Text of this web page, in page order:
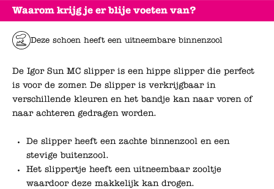
Waarom krijg je er blije voeten van?
Deze schoen heeft een uitneembare binnenzool
De Igor Sun MC slipper is een hippe slipper die perfect
is voor de zomer. De slipper is verkrijgbaar in
verschillende kleuren en het bandje kan naar voren of
naar achteren gedragen worden.
De slipper heeft een zachte binnenzool en een
stevige buitenzool.
Het slippertje heeft een uitneembaar zooltje
waardoor deze makkelijk kan drogen.